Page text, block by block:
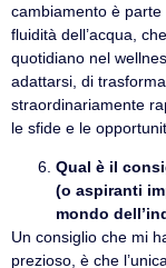
cambiamento è
fluidità dell’acqua,
quotidiano nel
adattarsi, di
straordinariamente
le sfide e le
Qual è il
(o aspiranti
mondo
Un consiglio che mi
prezioso, è che